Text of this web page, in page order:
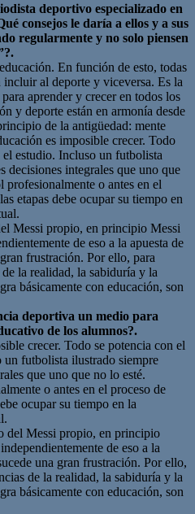
deportivo especializado en
consejos le daría a ellos y a sus
regularmente y no solo piensen
En función de esto, todas
al deporte y viceversa. Es la
aprender y crecer en todos los
y deporte están en armonía desde
de la antigüedad: mente
es imposible crecer. Todo
estudio. Incluso un futbolista
decisiones integrales que uno que
o antes en el
etapas debe ocupar su tiempo en
Messi propio, en principio Messi
de eso a la apuesta de
frustración. Por ello, para
la realidad, la sabiduría y la
básicamente con educación, son
deportiva un medio para
de los alumnos?.
crecer. Todo se potencia con el
futbolista ilustrado siempre
que uno que no lo esté.
o antes en el proceso de
ocupar su tiempo en la
del Messi propio, en principio
de eso a la
una gran frustración. Por ello,
de la realidad, la sabiduría y la
básicamente con educación, son